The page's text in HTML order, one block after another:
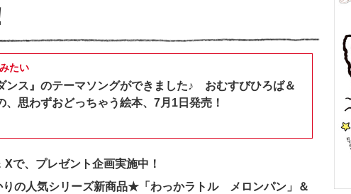
たい
ンス』のテーマソングができました♪ おむすびひろば＆
、思わずおどっちゃう絵本、7月1日発売！
で、プレゼント企画実施中！
りの人気シリーズ新商品★「わっかラトル メロンパン」＆